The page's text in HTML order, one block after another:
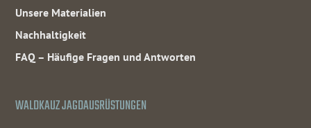
Unsere Materialien
Nachhaltigkeit
FAQ – Häufige Fragen und Antworten
WALDKAUZ JAGDAUSRÜSTUNGEN